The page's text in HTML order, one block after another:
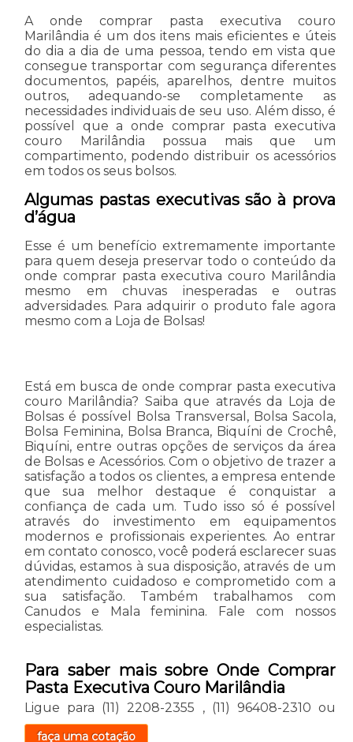
A onde comprar pasta executiva couro
Marilândia é um dos itens mais eficientes e úteis
do dia a dia de uma pessoa, tendo em vista que
consegue transportar com segurança diferentes
documentos, papéis, aparelhos, dentre muitos
outros, adequando-se completamente as
necessidades individuais de seu uso. Além disso, é
possível que a onde comprar pasta executiva
couro Marilândia possua mais que um
compartimento, podendo distribuir os acessórios
em todos os seus bolsos.
Algumas pastas executivas são à prova
d’água
Esse é um benefício extremamente importante
para quem deseja preservar todo o conteúdo da
onde comprar pasta executiva couro Marilândia
mesmo em chuvas inesperadas e outras
adversidades. Para adquirir o produto fale agora
mesmo com a Loja de Bolsas!
Está em busca de onde comprar pasta executiva
couro Marilândia? Saiba que através da Loja de
Bolsas é possível Bolsa Transversal, Bolsa Sacola,
Bolsa Feminina, Bolsa Branca, Biquíni de Crochê,
Biquíni, entre outras opções de serviços da área
de Bolsas e Acessórios. Com o objetivo de trazer a
satisfação a todos os clientes, a empresa entende
que sua melhor destaque é conquistar a
confiança de cada um. Tudo isso só é possível
através do investimento em equipamentos
modernos e profissionais experientes. Ao entrar
em contato conosco, você poderá esclarecer suas
dúvidas, estamos à sua disposição, através de um
atendimento cuidadoso e comprometido com a
sua satisfação. Também trabalhamos com
Canudos e Mala feminina. Fale com nossos
especialistas.
Para saber mais sobre Onde Comprar
Pasta Executiva Couro Marilândia
Ligue para (11) 2208-2355 , (11) 96408-2310 ou
faça uma cotação